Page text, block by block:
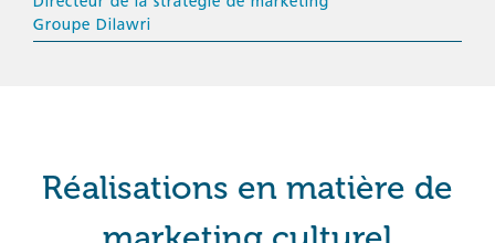
Groupe Dilawri
Réalisations en matière de